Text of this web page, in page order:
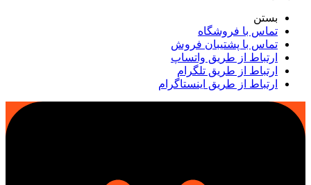
بستن
تماس با فروشگاه
تماس با پشتیبان فروش
ارتباط از طریق واتساپ
ارتباط از طریق تلگرام
ارتباط از طریق اینستاگرام